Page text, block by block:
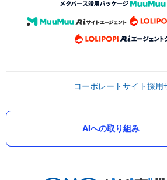
コーポレートサイト採用
AIへの取り組み